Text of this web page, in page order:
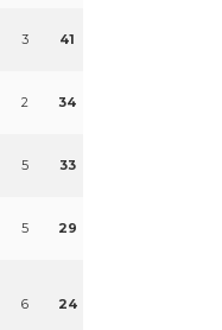
3 41
2 34
5 33
5 29
6 24